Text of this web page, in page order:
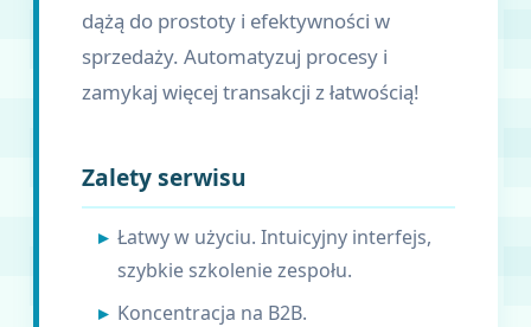
dążą do prostoty i efektywności w
sprzedaży. Automatyzuj procesy i
zamykaj więcej transakcji z łatwością!
Zalety serwisu
Łatwy w użyciu. Intuicyjny interfejs,
szybkie szkolenie zespołu.
Koncentracja na B2B.